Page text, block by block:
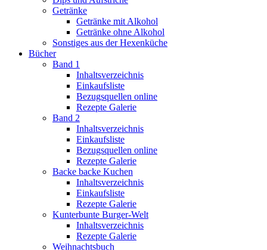
Getränke
Getränke mit Alkohol
Getränke ohne Alkohol
Sonstiges aus der Hexenküche
Bücher
Band 1
Inhaltsverzeichnis
Einkaufsliste
Bezugsquellen online
Rezepte Galerie
Band 2
Inhaltsverzeichnis
Einkaufsliste
Bezugsquellen online
Rezepte Galerie
Backe backe Kuchen
Inhaltsverzeichnis
Einkaufsliste
Rezepte Galerie
Kunterbunte Burger-Welt
Inhaltsverzeichnis
Rezepte Galerie
Weihnachtsbuch